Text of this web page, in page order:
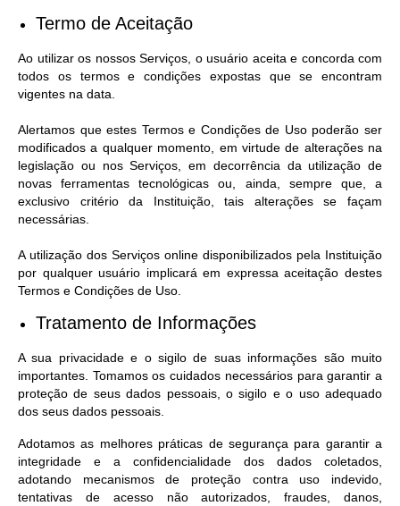
Termo de Aceitação
Ao utilizar os nossos Serviços, o usuário aceita e concorda com
todos os termos e condições expostas que se encontram
vigentes na data.
Alertamos que estes Termos e Condições de Uso poderão ser
modificados a qualquer momento, em virtude de alterações na
legislação ou nos Serviços, em decorrência da utilização de
novas ferramentas tecnológicas ou, ainda, sempre que, a
exclusivo critério da Instituição, tais alterações se façam
necessárias.
A utilização dos Serviços online disponibilizados pela Instituição
por qualquer usuário implicará em expressa aceitação destes
Termos e Condições de Uso.
Tratamento de Informações
A sua privacidade e o sigilo de suas informações são muito
importantes. Tomamos os cuidados necessários para garantir a
proteção de seus dados pessoais, o sigilo e o uso adequado
dos seus dados pessoais.
Adotamos as melhores práticas de segurança para garantir a
integridade e a confidencialidade dos dados coletados,
adotando mecanismos de proteção contra uso indevido,
tentativas de acesso não autorizados, fraudes, danos,